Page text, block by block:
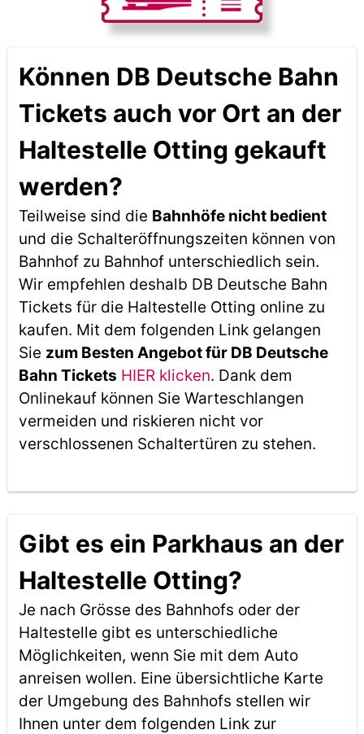
Können DB Deutsche Bahn
Tickets auch vor Ort an der
Haltestelle Otting gekauft
werden?
Teilweise sind die Bahnhöfe nicht bedient
und die Schalteröffnungszeiten können von
Bahnhof zu Bahnhof unterschiedlich sein.
Wir empfehlen deshalb DB Deutsche Bahn
Tickets für die Haltestelle Otting online zu
kaufen. Mit dem folgenden Link gelangen
Sie zum Besten Angebot für DB Deutsche
Bahn Tickets HIER klicken. Dank dem
Onlinekauf können Sie Warteschlangen
vermeiden und riskieren nicht vor
verschlossenen Schaltertüren zu stehen.
Gibt es ein Parkhaus an der
Haltestelle Otting?
Je nach Grösse des Bahnhofs oder der
Haltestelle gibt es unterschiedliche
Möglichkeiten, wenn Sie mit dem Auto
anreisen wollen. Eine übersichtliche Karte
der Umgebung des Bahnhofs stellen wir
Ihnen unter dem folgenden Link zur